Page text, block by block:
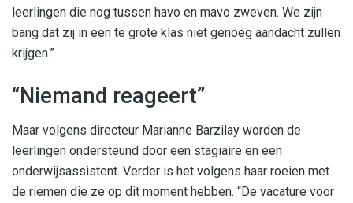
leerlingen die nog tussen havo en mavo zweven. We zijn
bang dat zij in een te grote klas niet genoeg aandacht zullen
krijgen.”
“Niemand reageert”
Maar volgens directeur Marianne Barzilay worden de
leerlingen ondersteund door een stagiaire en een
onderwijsassistent. Verder is het volgens haar roeien met
de riemen die ze op dit moment hebben. “De vacature voor